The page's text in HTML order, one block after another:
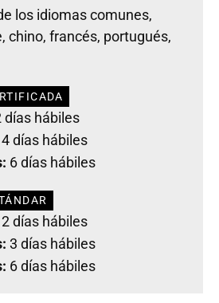
los idiomas comunes,
chino, francés, portugués,
días hábiles
4 días hábiles
6 días hábiles
2 días hábiles
3 días hábiles
6 días hábiles